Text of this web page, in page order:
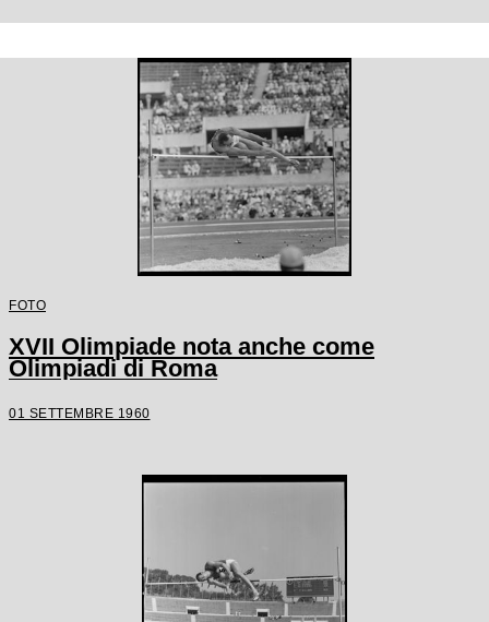
FOTO
XVII Olimpiade nota anche come
Olimpiadi di Roma
01 SETTEMBRE 1960